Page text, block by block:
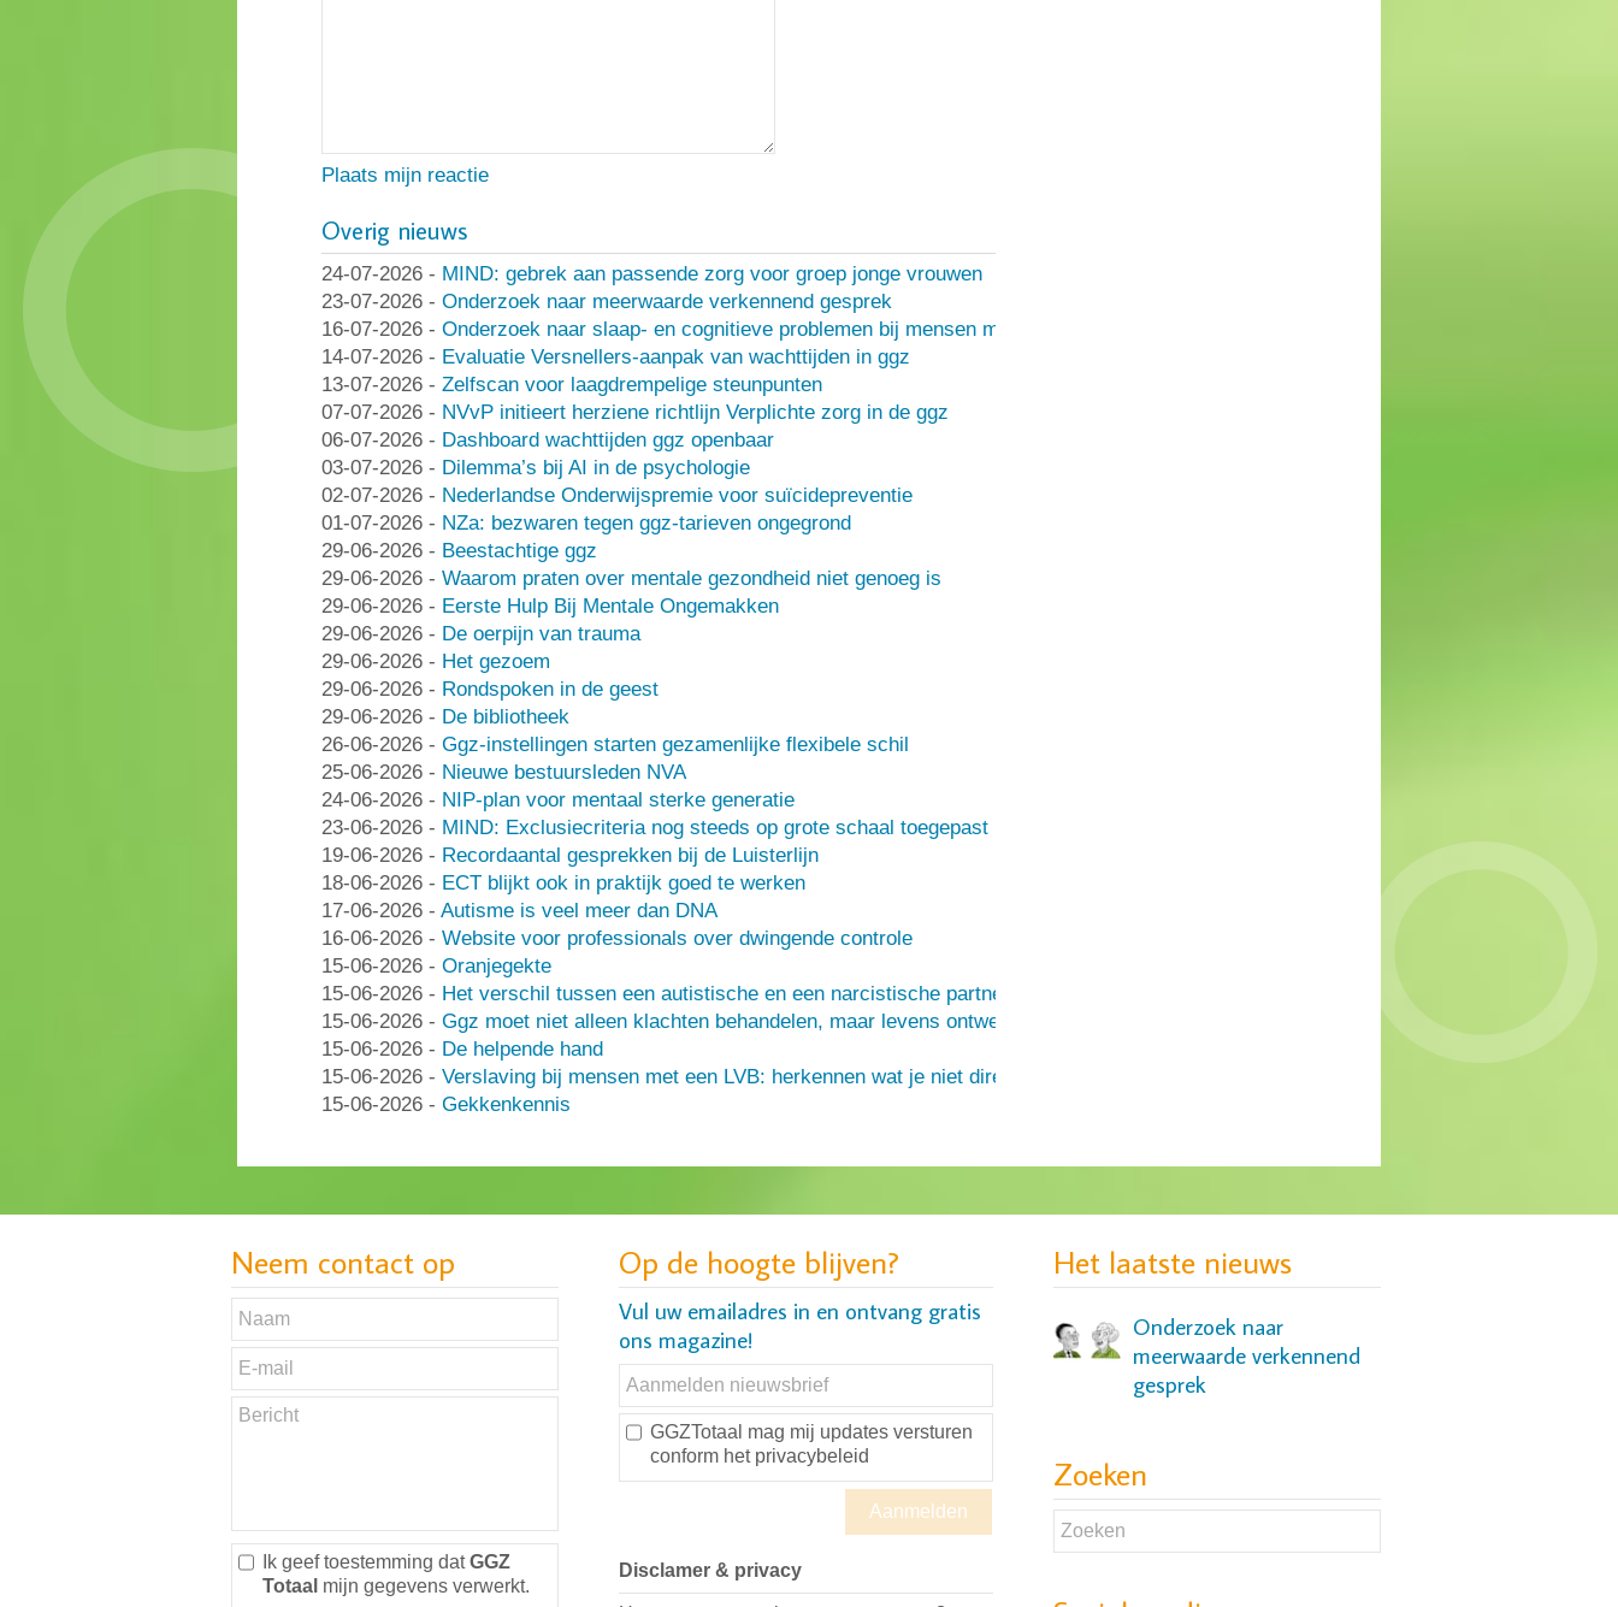
Plaats mijn reactie
Overig nieuws
24-07-2026 - MIND: gebrek aan passende zorg voor groep jonge vrouwen
23-07-2026 - Onderzoek naar meerwaarde verkennend gesprek
16-07-2026 - Onderzoek naar slaap- en cognitieve problemen bij mensen met een depressie
14-07-2026 - Evaluatie Versnellers-aanpak van wachttijden in ggz
13-07-2026 - Zelfscan voor laagdrempelige steunpunten
07-07-2026 - NVvP initieert herziene richtlijn Verplichte zorg in de ggz
06-07-2026 - Dashboard wachttijden ggz openbaar
03-07-2026 - Dilemma’s bij AI in de psychologie
02-07-2026 - Nederlandse Onderwijspremie voor suïcidepreventie
01-07-2026 - NZa: bezwaren tegen ggz-tarieven ongegrond
29-06-2026 - Beestachtige ggz
29-06-2026 - Waarom praten over mentale gezondheid niet genoeg is
29-06-2026 - Eerste Hulp Bij Mentale Ongemakken
29-06-2026 - De oerpijn van trauma
29-06-2026 - Het gezoem
29-06-2026 - Rondspoken in de geest
29-06-2026 - De bibliotheek
26-06-2026 - Ggz-instellingen starten gezamenlijke flexibele schil
25-06-2026 - Nieuwe bestuursleden NVA
24-06-2026 - NIP-plan voor mentaal sterke generatie
23-06-2026 - MIND: Exclusiecriteria nog steeds op grote schaal toegepast
19-06-2026 - Recordaantal gesprekken bij de Luisterlijn
18-06-2026 - ECT blijkt ook in praktijk goed te werken
17-06-2026 - Autisme is veel meer dan DNA
16-06-2026 - Website voor professionals over dwingende controle
15-06-2026 - Oranjegekte
15-06-2026 - Het verschil tussen een autistische en een narcistische partner
15-06-2026 - Ggz moet niet alleen klachten behandelen, maar levens ontwerpen
15-06-2026 - De helpende hand
15-06-2026 - Verslaving bij mensen met een LVB: herkennen wat je niet direct ziet
15-06-2026 - Gekkenkennis
Neem contact op
Ik geef toestemming datGGZ
Totaal mijn gegevens verwerkt.
Op de hoogte blijven?
Vul uw emailadres in en ontvang gratis
ons magazine!
GGZTotaal mag mij updates versturen
conform het privacybeleid
Disclamer & privacy
Het laatste nieuws
MIND: gebrek aan
Onderzoek naar
meerwaarde verkennend
gesprek
Onderzoek naar slaap- en
cognitieve problemen bij
depressie
Zoeken